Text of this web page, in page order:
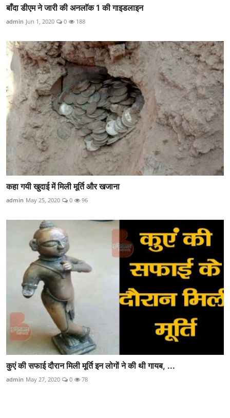
बाँदा डीएम ने जारी की अनलाॅक 1 की गाइडलाइन
admin Jun 1, 2020 0 188
कहा गयी खुदाई में मिली मूर्ति और खजाना
admin May 25, 2020 0 96
कुएं की सफाई दौरान मिली मूर्ति इन लोगों ने की थी गायब, ...
admin May 27, 2020 0 78